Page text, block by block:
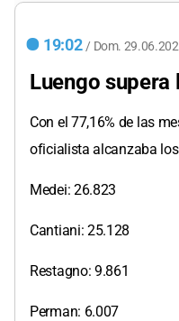
19:02 / Dom.
Luengo
Con el 77,16% de las
oficialista alcanzaba
Medei: 26.823
Cantiani: 25.128
Restagno: 9.861
Perman: 6.007